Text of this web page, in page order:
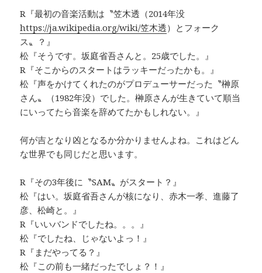
R『最初の音楽活動は〝笠木透（2014年没
https://ja.wikipedia.org/wiki/笠木透）とフォーク
ス〟？』
松『そうです。坂庭省吾さんと。25歳でした。』
R『そこからのスタートはラッキーだったかも。』
松『声をかけてくれたのがプロデューサーだった〝榊原
さん〟（1982年没）でした。榊原さんが生きていて順当
にいってたら音楽を辞めてたかもしれない。』
何が吉となり凶となるか分かりませんよね。これはどん
な世界でも同じだと思います。
R『その3年後に〝SAM〟がスタート？』
松『はい。坂庭省吾さんが核になり、赤木一孝、進藤了
彦、松崎と。』
R『いいバンドでしたね。。。』
松『でしたね、じゃないよっ！』
R『まだやってる？』
松『この前も一緒だったでしょ？！』